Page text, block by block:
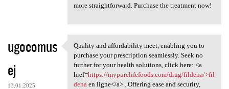
more straightforward. Purchase the treatment now!
ugoeomus
ej
13.01.2025
Quality and affordability
Quality and affordability meet, enabling you to
purchase your prescription seamlessly. Seek no
further for your health solutions, click here: <a
href=https://mypurelifefoods.com/drug/fildena/>fil
dena en ligne</a> . Offering ease and security,